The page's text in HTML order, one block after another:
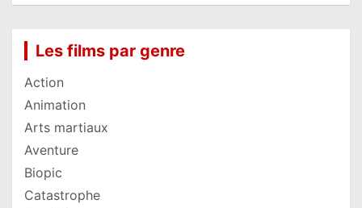
Les films par genre
Action
Animation
Arts martiaux
Aventure
Biopic
Catastrophe